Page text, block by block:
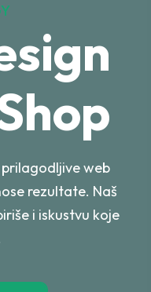
web
rezultate. Naš
i iskustvu koje